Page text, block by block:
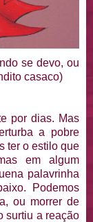
se devo, ou
casaco)
por dias. Mas
a pobre
ter o estilo que
em algum
palavrinha
Podemos
ou morrer de
surtiu a reação